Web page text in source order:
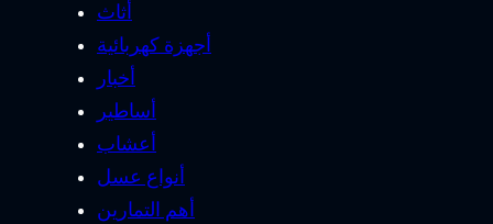
أثاث
أجهزة كهربائية
أخبار
أساطير
أعشاب
أنواع عسل
أهم التمارين